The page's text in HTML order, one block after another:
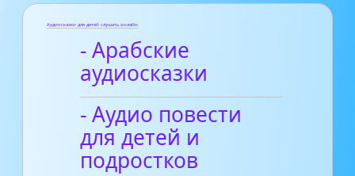
Аудиосказки для детей слушать онлайн
- Арабские
аудиосказки
- Аудио повести
для детей и
подростков